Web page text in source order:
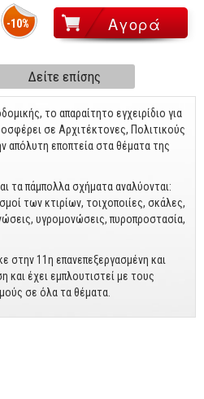
-10%
Δείτε επίσης
το απαραίτητο εγχειρίδιο για
σε Αρχιτέκτονες, Πολιτικούς
απόλυτη εποπτεία στα θέματα της
τα πάμπολλα σχήματα αναλύονται:
των κτιρίων, τοιχοποιίες, σκάλες,
υγρομονώσεις, πυροπροστασία,
στην 11η επανεπεξεργασμένη και
και έχει εμπλουτιστεί με τους
σε όλα τα θέματα.